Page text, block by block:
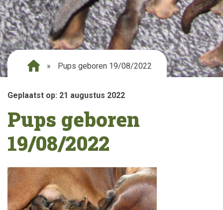
» Pups geboren 19/08/2022
Geplaatst op: 21 augustus 2022
Pups geboren
19/08/2022